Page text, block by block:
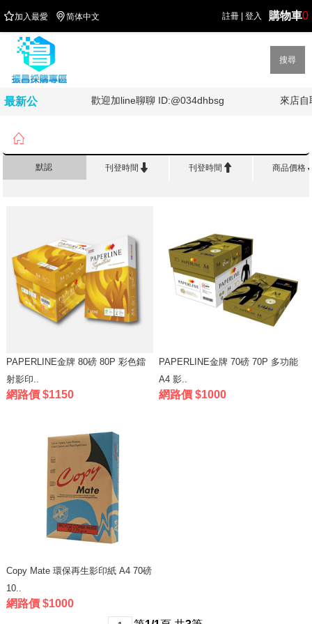
註冊 登入 購物車0
加入最愛 简体中文
搜尋
最新公
油!!!! 歡迎加line聊聊 ID:@034dhbsg 來店自

默認 刊登時間  刊登時間  商品價格
PAPERLINE金牌 80磅 80P 彩色鐳
射影印..
網路價 $1150
PAPERLINE金牌 70磅 70P 多功能
A4 影..
網路價 $1000
Copy Mate 環保再生影印紙 A4 70磅
10..
網路價 $1000